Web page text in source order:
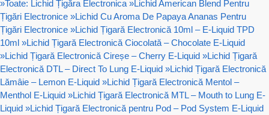
»Toate: Lichid Țigăra Electronica »Lichid American Blend Pentru
Țigări Electronice »Lichid Cu Aroma De Papaya Ananas Pentru
Țigări Electronice »Lichid Țigară Electronică 10ml – E-Liquid TPD
10ml »Lichid Țigară Electronică Ciocolată – Chocolate E-Liquid
»Lichid Țigară Electronică Cireșe – Cherry E-Liquid »Lichid Țigară
Electronică DTL – Direct To Lung E-Liquid »Lichid Țigară Electronică
Lămâie – Lemon E-Liquid »Lichid Țigară Electronică Mentol –
Menthol E-Liquid »Lichid Țigară Electronică MTL – Mouth to Lung E-
Liquid »Lichid Țigară Electronică pentru Pod – Pod System E-Liquid